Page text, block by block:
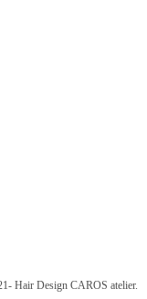
Hair Design CAROS atelier.